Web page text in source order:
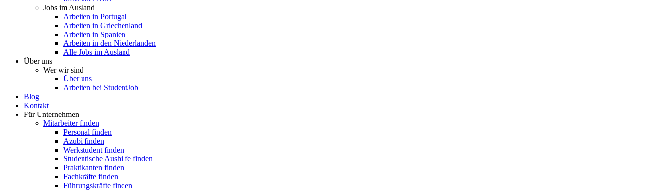
Jobs im Ausland
Arbeiten in Portugal
Arbeiten in Griechenland
Arbeiten in Spanien
Arbeiten in den Niederlanden
Alle Jobs im Ausland
Über uns
Wer wir sind
Über uns
Arbeiten bei StudentJob
Blog
Kontakt
Für Unternehmen
Mitarbeiter finden
Personal finden
Azubi finden
Werkstudent finden
Studentische Aushilfe finden
Praktikanten finden
Fachkräfte finden
Führungskräfte finden